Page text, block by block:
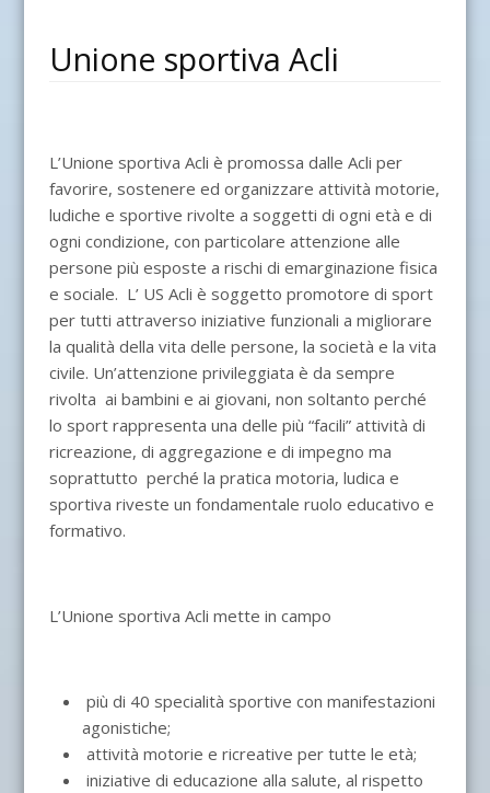
Unione sportiva Acli
L’Unione sportiva Acli è promossa dalle Acli per
favorire, sostenere ed organizzare attività motorie,
ludiche e sportive rivolte a soggetti di ogni età e di
ogni condizione, con particolare attenzione alle
persone più esposte a rischi di emarginazione fisica
e sociale. L’ US Acli è soggetto promotore di sport
per tutti attraverso iniziative funzionali a migliorare
la qualità della vita delle persone, la società e la vita
civile. Un’attenzione privileggiata è da sempre
rivolta ai bambini e ai giovani, non soltanto perché
lo sport rappresenta una delle più “facili” attività di
ricreazione, di aggregazione e di impegno ma
soprattutto perché la pratica motoria, ludica e
sportiva riveste un fondamentale ruolo educativo e
formativo.
L’Unione sportiva Acli mette in campo
più di 40 specialità sportive con manifestazioni
agonistiche;
attività motorie e ricreative per tutte le età;
iniziative di educazione alla salute, al rispetto